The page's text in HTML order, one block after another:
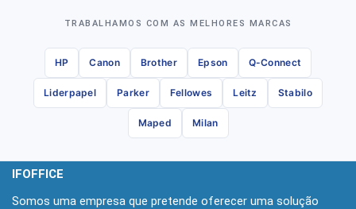
TRABALHAMOS COM AS MELHORES MARCAS
HP Canon Brother Epson Q-Connect
Liderpapel Parker Fellowes Leitz Stabilo
Maped Milan
IFOFFICE
Somos uma empresa que pretende oferecer uma solução